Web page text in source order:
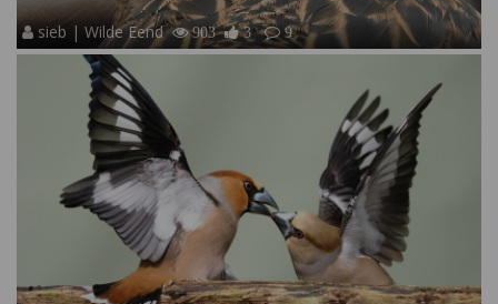
sieb | Wilde Eend 903 3 9